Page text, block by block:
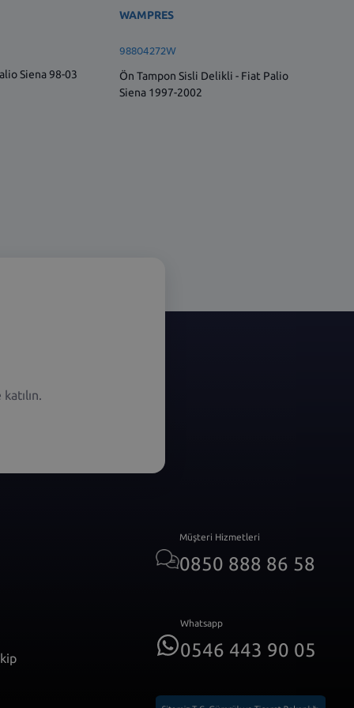
Siena 98-03
WAMPRES
98804272W
Ön Tampon Sisli Delikli - Fiat Palio
Siena 1997-2002
Müşteri Hizmetleri
0850 888 86 58
Whatsapp
0546 443 90 05